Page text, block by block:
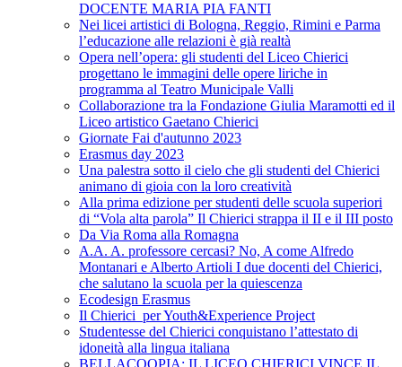
DOCENTE MARIA PIA FANTI
Nei licei artistici di Bologna, Reggio, Rimini e Parma
l’educazione alle relazioni è già realtà
Opera nell’opera: gli studenti del Liceo Chierici
progettano le immagini delle opere liriche in
programma al Teatro Municipale Valli
Collaborazione tra la Fondazione Giulia Maramotti ed il
Liceo artistico Gaetano Chierici
Giornate Fai d'autunno 2023
Erasmus day 2023
Una palestra sotto il cielo che gli studenti del Chierici
animano di gioia con la loro creatività
Alla prima edizione per studenti delle scuola superiori
di “Vola alta parola” Il Chierici strappa il II e il III posto
Da Via Roma alla Romagna
A.A. A. professore cercasi? No, A come Alfredo
Montanari e Alberto Artioli I due docenti del Chierici,
che salutano la scuola per la quiescenza
Ecodesign Erasmus
Il Chierici per Youth&Experience Project
Studentesse del Chierici conquistano l’attestato di
idoneità alla lingua italiana